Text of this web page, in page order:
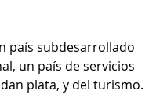
país subdesarrollado
un país de servicios
plata, y del turismo.